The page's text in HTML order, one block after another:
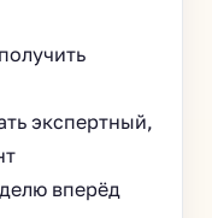
экспертный,
вперёд